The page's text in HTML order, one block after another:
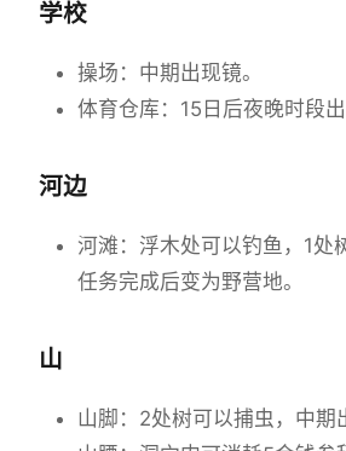
学校
操场：中期出现镜。
体育仓库：15日后夜晚时段出
河边
河滩：浮木处可以钓鱼，1处
任务完成后变为野营地。
山
山脚：2处树可以捕虫，中期